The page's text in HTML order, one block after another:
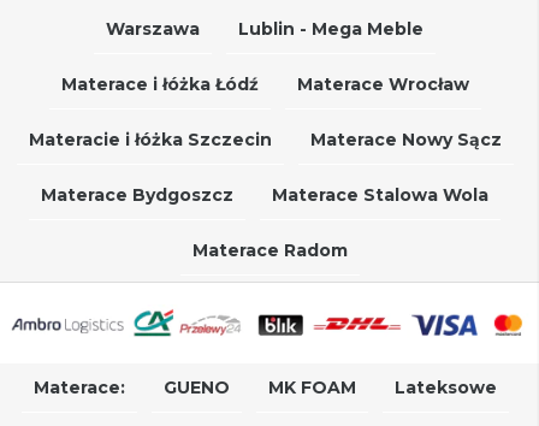
Warszawa Lublin - Mega Meble
Materace i łóżka Łódź Materace Wrocław
Materacie i łóżka Szczecin Materace Nowy Sącz
Materace Bydgoszcz Materace Stalowa Wola
Materace Radom
Materace: GUENO MK FOAM Lateksowe